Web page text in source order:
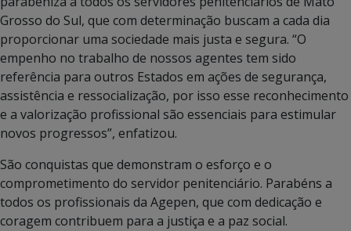
Grosso do Sul, que com determinação buscam a cada dia
proporcionar uma sociedade mais justa e segura. “O
empenho no trabalho de nossos agentes tem sido
referência para outros Estados em ações de segurança,
assistência e ressocialização, por isso esse reconhecimento
e a valorização profissional são essenciais para estimular
novos progressos”, enfatizou.
São conquistas que demonstram o esforço e o
comprometimento do servidor penitenciário. Parabéns a
todos os profissionais da Agepen, que com dedicação e
coragem contribuem para a justiça e a paz social.